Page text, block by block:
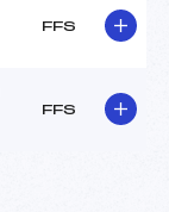
FFS
FFS